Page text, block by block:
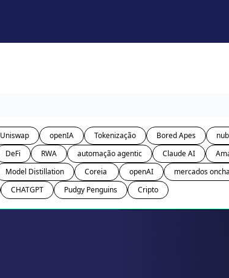
Uniswap openIA Tokenização Bored Apes
DeFi RWA automação agentic Claude AI
Model Distillation openAI mercados
CHATGPT Pudgy Penguins Cripto